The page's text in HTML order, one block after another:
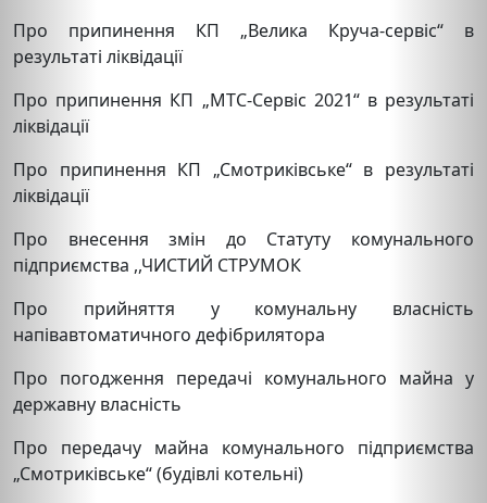
Про припинення КП „Велика Круча-сервіс“ в
результаті ліквідації
Про припинення КП „МТС-Сервіс 2021“ в результаті
ліквідації
Про припинення КП „Смотриківське“ в результаті
ліквідації
Про внесення змін до Статуту комунального
підприємства ,,ЧИСТИЙ СТРУМОК
Про прийняття у комунальну власність
напівавтоматичного дефібрилятора
Про погодження передачі комунального майна у
державну власність
Про передачу майна комунального підприємства
„Смотриківське“ (будівлі котельні)